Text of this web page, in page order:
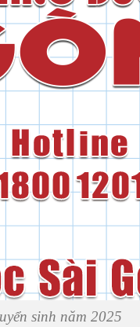
sinh năm 2025